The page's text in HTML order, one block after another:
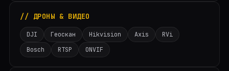
// ДРОНЫ & ВИДЕО
DJI Геоскан Hikvision Axis
RVi
Bosch
RTSP ONVIF